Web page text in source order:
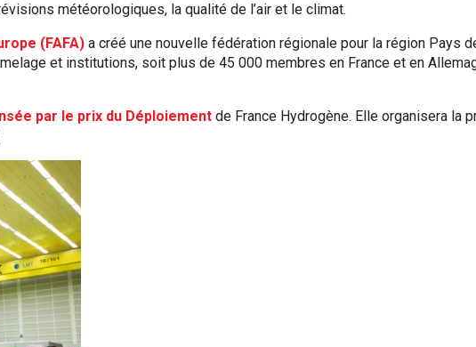
météorologiques, la qualité de l’air et le climat.
(FAFA) a créé une nouvelle fédération régionale pour la région Pays
et institutions, soit plus de 45 000 membres en France et en
par le prix du Déploiement de France Hydrogène. Elle organisera la